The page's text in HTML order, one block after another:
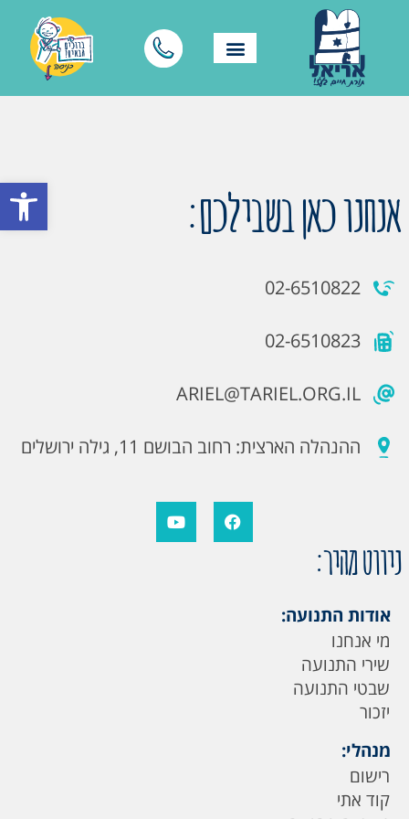
פתח אנחנו כאן בשבילכם:
02-6510822
02-6510823
ARIEL@TARIEL.ORG.IL
ההנהלה הארצית: רחוב הבושם 11, גילה ירושלים
ניווט מהיר:
אודות התנועה:
מי אנחנו
שירי התנועה
שבטי התנועה
יזכור
מנהלי:
רישום
קוד אתי